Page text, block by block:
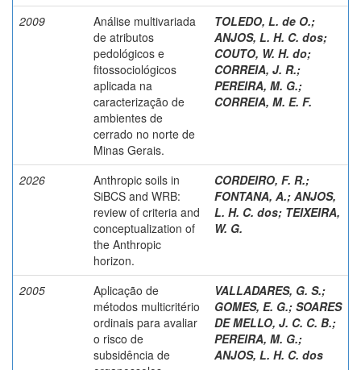
2009
Análise multivariada
de atributos
pedológicos e
fitossociológicos
aplicada na
caracterização de
ambientes de
cerrado no norte de
Minas Gerais.
TOLEDO, L. de O.;
ANJOS, L. H. C. dos;
COUTO, W. H. do;
CORREIA, J. R.;
PEREIRA, M. G.;
CORREIA, M. E. F.
2026
Anthropic soils in
SiBCS and WRB:
review of criteria and
conceptualization of
the Anthropic
horizon.
CORDEIRO, F. R.;
FONTANA, A.; ANJOS,
L. H. C. dos; TEIXEIRA,
W. G.
2005
Aplicação de
métodos multicritério
ordinais para avaliar
o risco de
subsidência de
VALLADARES, G. S.;
GOMES, E. G.; SOARES
DE MELLO, J. C. C. B.;
PEREIRA, M. G.;
ANJOS, L. H. C. dos